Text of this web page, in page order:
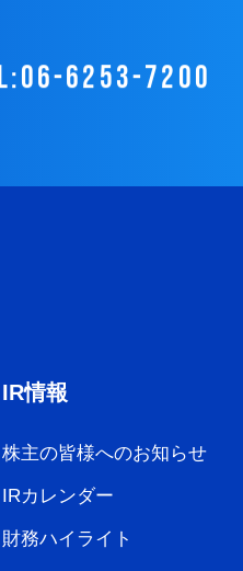
6253-7200
IR情報
株主の皆様へのお知らせ
IRカレンダー
財務ハイライト